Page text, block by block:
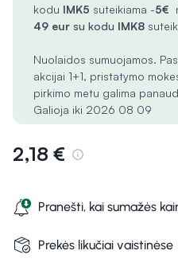
kodu IMK5 suteikiama -5€
49 eur su kodu IMK8
Nuolaidos sumuojamos.
akcijai 1+1, pristatymo
pirkimo metu galima
Galioja iki 2026 08 09
2,18 €
Pranešti, kai sumažės
Prekės likučiai vaistinėse